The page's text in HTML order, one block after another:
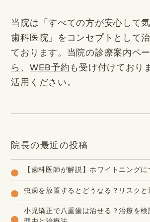
当院は「すべての方が安心して
歯科医院」をコンセプトとして
ております。当院の診療案内ペ
ら 、 WEB予約 も受け付けており
活用ください。
院長の最近の投稿
【歯科医師が解説】ホワイトニング
虫歯を放置するとどうなる？リスク
小児矯正で八重歯は治せる？治療を